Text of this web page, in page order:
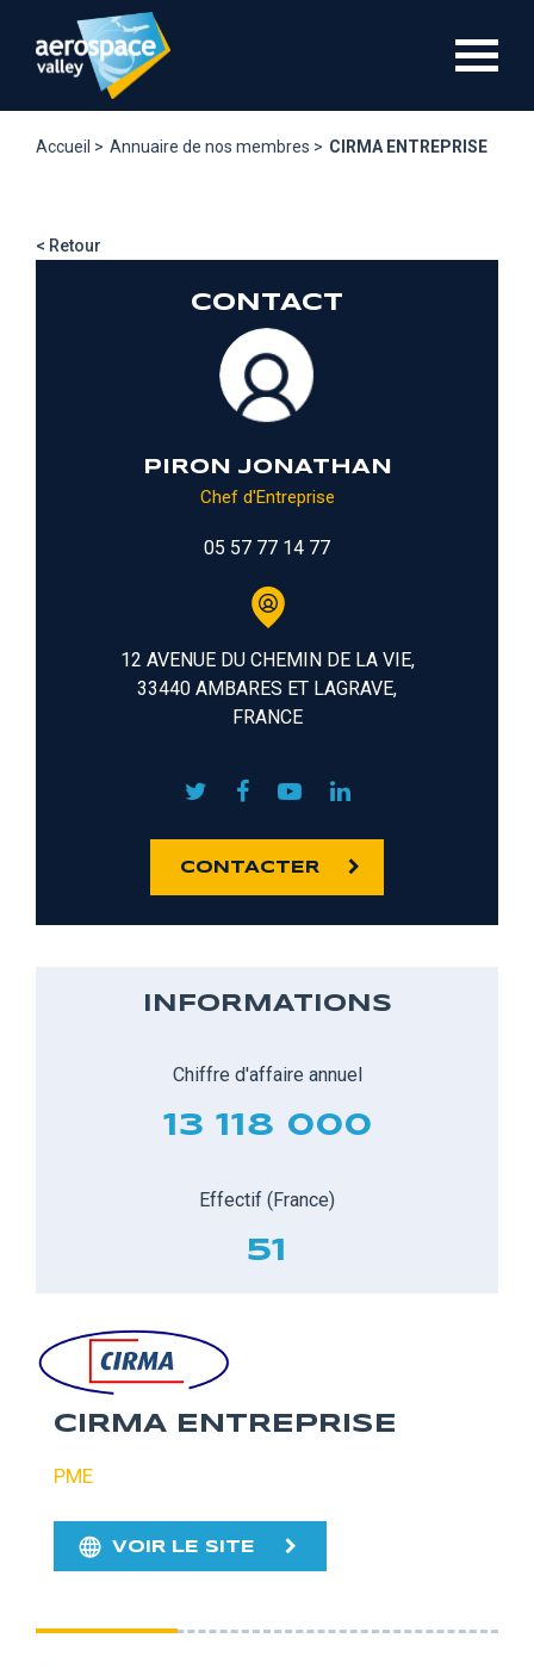
contenu
Accueil > Annuaire de nos membres > CIRMA ENTREPRISE
< Retour
CONTACT
PIRON JONATHAN
Chef d'Entreprise
05 57 77 14 77
12 AVENUE DU CHEMIN DE LA VIE,
33440 AMBARES ET LAGRAVE,
FRANCE
CONTACTER
INFORMATIONS
Chiffre d'affaire annuel
13 118 000
Effectif (France)
51
CIRMA ENTREPRISE
PME
VOIR LE SITE